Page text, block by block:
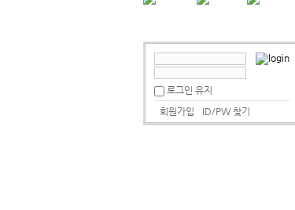
로그인 유지
회원가입
ID/PW 찾기